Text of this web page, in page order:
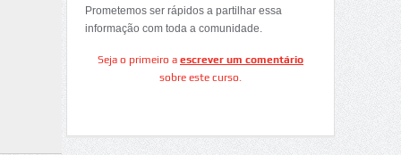
Prometemos ser rápidos a partilhar essa
informação com toda a comunidade.
Seja o primeiro a escrever um comentário
sobre este curso.